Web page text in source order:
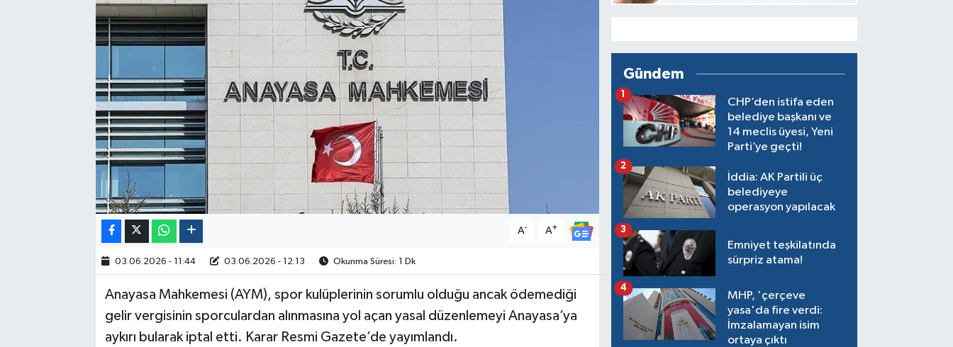
A- A+
03.06.2026 - 11:44 03.06.2026 - 12:13 Okunma Süresi: 1 Dk
Anayasa Mahkemesi (AYM), spor kulüplerinin sorumlu olduğu ancak ödemediği
gelir vergisinin sporculardan alınmasına yol açan yasal düzenlemeyi Anayasa’ya
aykırı bularak iptal etti. Karar Resmi Gazete’de yayımlandı.
Gündem
CHP’den istifa eden
belediye başkanı ve
14 meclis üyesi, Yeni
Parti’ye geçti!
1
İddia: AK Partili üç
belediyeye
operasyon yapılacak
2
Emniyet teşkilatında
sürpriz atama!
3
MHP, 'çerçeve
yasa'da fire verdi:
İmzalamayan isim
ortaya çıktı
4
Çalışma Hayatı
2024 Seçim Sonuçları